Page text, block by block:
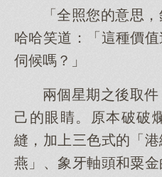
「全照您的意思
哈哈笑道：「這種價
伺候嗎？」
兩個星期之後取
己的眼睛。原本破破
縫，加上三色式的「
燕」、象牙軸頭和粟